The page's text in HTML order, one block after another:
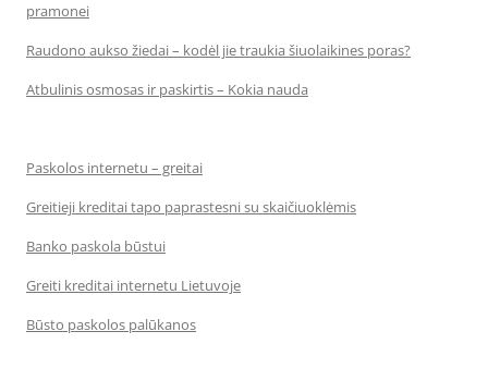
pramonei
Raudono aukso žiedai – kodėl jie traukia šiuolaikines poras?
Atbulinis osmosas ir paskirtis – Kokia nauda
Paskolos internetu – greitai
Greitieji kreditai tapo paprastesni su skaičiuoklėmis
Banko paskola būstui
Greiti kreditai internetu Lietuvoje
Būsto paskolos palūkanos